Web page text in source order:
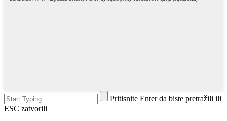
Pritisnite Enter da biste pretražili ili
ESC zatvorili